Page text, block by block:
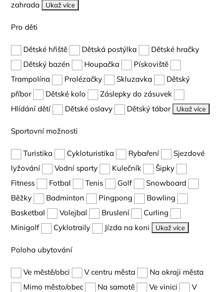
zahrada
Ukaž více
Pro děti
Dětské hřiště Dětská postýlka
Dětské hračky
Dětský bazén
Houpačka
Pískoviště
Trampolína
Prolézačky Skluzavka
Dětský
příbor
Dětské kolo
Záslepky do zásuvek
Hlídání dětí
Dětské oslavy Dětský tábor Ukaž více
Sportovní možnosti
Turistika Cykloturistika Rybaření
Sjezdové
lyžování
Vodní sporty Kulečník
Šipky
Fitness
Fotbal Tenis Golf
Snowboard
Běžky
Badminton Pingpong
Bowling
Basketbal
Volejbal Bruslení
Curling
Minigolf
Cyklotraily Jízda na koni Ukaž více
Poloha ubytování
Ve městě/obci V centru města
Na okraji města
Mimo město/obec
Na samotě Ve vinici
V